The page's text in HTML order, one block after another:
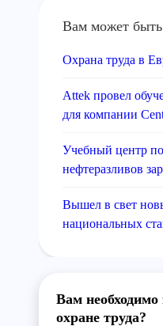
Вам может быть
Охрана труда в
Attek провел
для компании
Учебный центр
нефтеразливов
Вышел в свет
национальных
Вам необходимо
охране труда?